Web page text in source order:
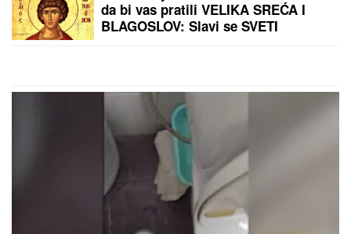
"MNOGO SAM TUŽAN, POČIVAJ U
MIRU"
Pevačica umrla nakon borbe
sa leukemijom, imala transplantaciju
koštane srži, pa se stanje pogoršalo:
Emir Habibović se oprostio